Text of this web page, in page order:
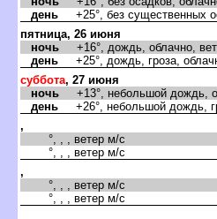
день +25°, без существенных
пятница, 26 июня
ночь +16°, дождь, облачно,
день +25°, дождь, гроза,
суббота, 27 июня
ночь +13°, небольшой дождь,
день +26°, небольшой дождь,
,
°, , , ветер м/с
°, , , ветер м/с
,
°, , , ветер м/с
°, , , ветер м/с